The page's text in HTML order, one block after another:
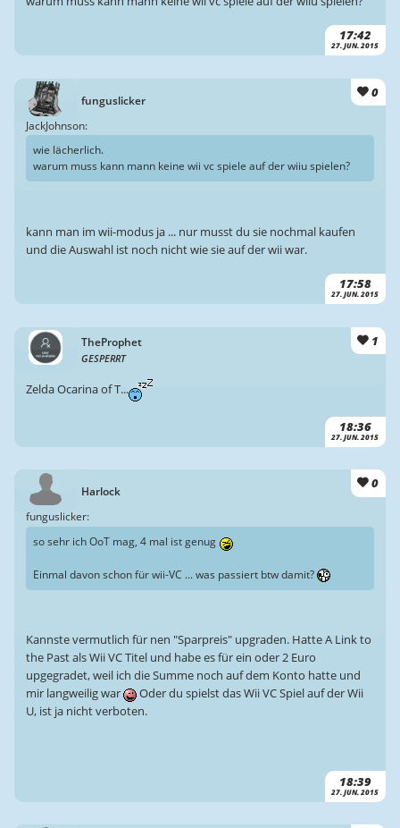
17:42
27. JUN. 2015
funguslicker
0
17:58
27. JUN. 2015
JackJohnson:
wie lächerlich.
warum muss kann mann keine wii vc spiele auf der wiiu spielen?
kann man im wii-modus ja ... nur musst du sie nochmal kaufen
und die Auswahl ist noch nicht wie sie auf der wii war.
TheProphet
GESPERRT
1
18:36
27. JUN. 2015
Zelda Ocarina of T...
Harlock 0
18:39
27. JUN. 2015
funguslicker:
so sehr ich OoT mag, 4 mal ist genug
Einmal davon schon für wii-VC ... was passiert btw damit?
Kannste vermutlich für nen "Sparpreis" upgraden. Hatte A Link to
the Past als Wii VC Titel und habe es für ein oder 2 Euro
upgegradet, weil ich die Summe noch auf dem Konto hatte und
mir langweilig war
Oder du spielst das Wii VC Spiel auf der Wii
U, ist ja nicht verboten.